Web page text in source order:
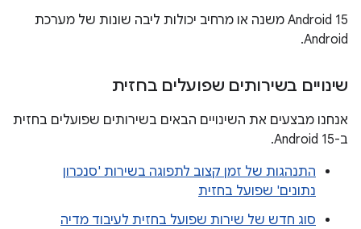
‫Android 15 משנה או מרחיב יכולות ליבה שונות של מערכת
Android.
שינויים בשירותים שפועלים בחזית
אנחנו מבצעים את השינויים הבאים בשירותים שפועלים בחזית
ב-Android 15.
התנהגות של זמן קצוב לתפוגה בשירות 'סנכרון
נתונים' שפועל בחזית
סוג חדש של שירות שפועל בחזית לעיבוד מדיה